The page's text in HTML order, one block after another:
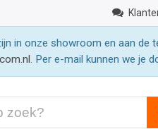
in onze showroom en aan de
. Per e-mail kunnen we je